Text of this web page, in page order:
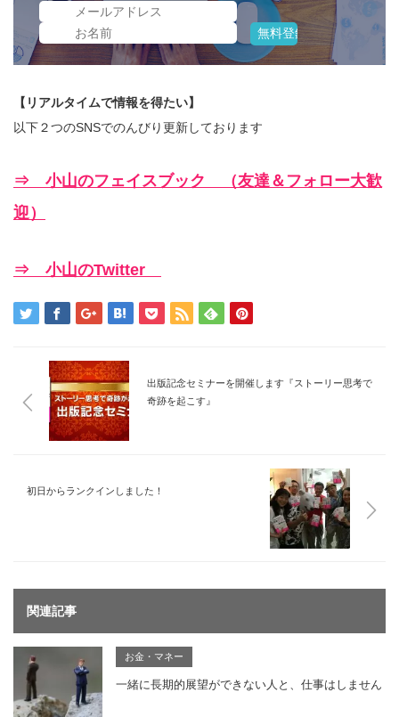
【リアルタイムで情報を得たい】
以下２つのSNSでのんびり更新しております
⇒ 小山のフェイスブック （友達＆フォロー大歓
迎）
⇒ 小山のTwitter
出版記念セミナーを開催します『ストーリー思考で
奇跡を起こす』
初日からランクインしました！
関連記事
お金・マネー
一緒に長期的展望ができない人と、仕事はしません